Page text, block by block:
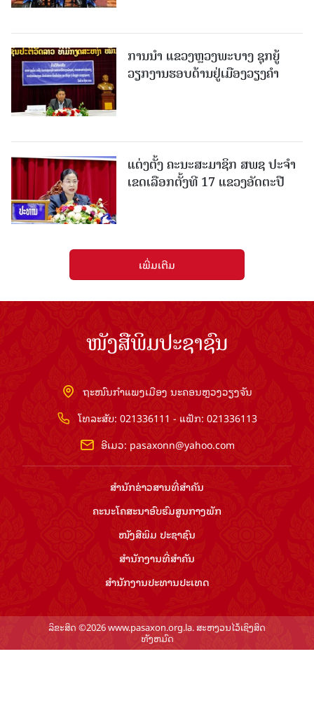
ການນຳ ແຂວງຫຼວງພະບາງ ຊຸກຍູ້
ວຽກງານຮອບດ້ານຢູ່ເມືອງວຽງຄໍາ
ແຕ່ງຕັ້ງ ຄະນະສະມາຊິກ ສພຊ ປະຈຳ
ເຂດເລືອກຕັ້ງທີ 17 ແຂວງອັດຕະປື
ເພີ່ມເຕີມ
ໜັງສືພິມປະຊາຊົນ
ຖະໜົນກຳແພງເມືອງ ນະຄອນຫຼວງວຽງຈັນ
ໂທລະສັບ: 021336111 - ແຟັກ: 021336113
ອີເມວ: pasaxonn@yahoo.com
ສຳ​ນັກ​ຂ່າວ​ສານ​ທີ່​ສຳ​ຄັນ​
ຄະນະໂຄສະນາອົບຮົມ​ສູນ​ກາງ​ພັກ
ໜັງສືພິມ ປະ​ຊາ​ຊົນ
ສຳ​ນັກ​ງານ​ທີ່​ສຳ​ຄັນ
ສຳ​ນັກ​ງານ​ປະ​ທານ​ປະ​ເທດ
ລິຂະສິດ ©2026 www.pasaxon.org.la. ສະຫງວນໄວ້ເຊິງສິດ
ທັງຫມົດ